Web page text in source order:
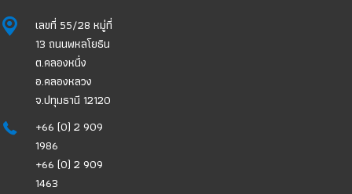
เลขที่ 55/28 หมู่ที่
13 ถนนพหลโยธิน
ต.คลองหนึ่ง
อ.คลองหลวง
จ.ปทุมธานี 12120
+66 (0) 2 909
1986
+66 (0) 2 909
1463